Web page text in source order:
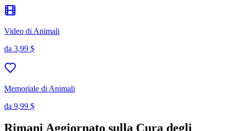
Video di Animali
da 3,99 $
Memoriale di Animali
da 9,99 $
Rimani Aggiornato sulla Cura degli